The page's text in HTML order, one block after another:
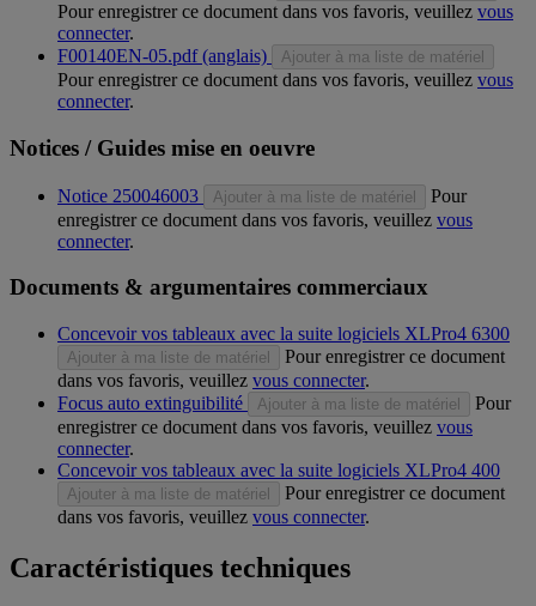
Pour enregistrer ce document dans vos favoris, veuillez vous
connecter.
F00140EN-05.pdf (anglais)
Ajouter à ma liste de matériel
Pour enregistrer ce document dans vos favoris, veuillez vous
connecter.
Notices / Guides mise en oeuvre
Notice 250046003 Ajouter à ma liste de matériel
Pour
enregistrer ce document dans vos favoris, veuillez vous
connecter.
Documents & argumentaires commerciaux
Concevoir vos tableaux avec la suite logiciels XLPro4 6300
Ajouter à ma liste de matériel
Pour enregistrer ce document
dans vos favoris, veuillez vous connecter.
Focus auto extinguibilité
Ajouter à ma liste de matériel
Pour
enregistrer ce document dans vos favoris, veuillez vous
connecter.
Concevoir vos tableaux avec la suite logiciels XLPro4 400
Ajouter à ma liste de matériel
Pour enregistrer ce document
dans vos favoris, veuillez vous connecter.
Caractéristiques techniques